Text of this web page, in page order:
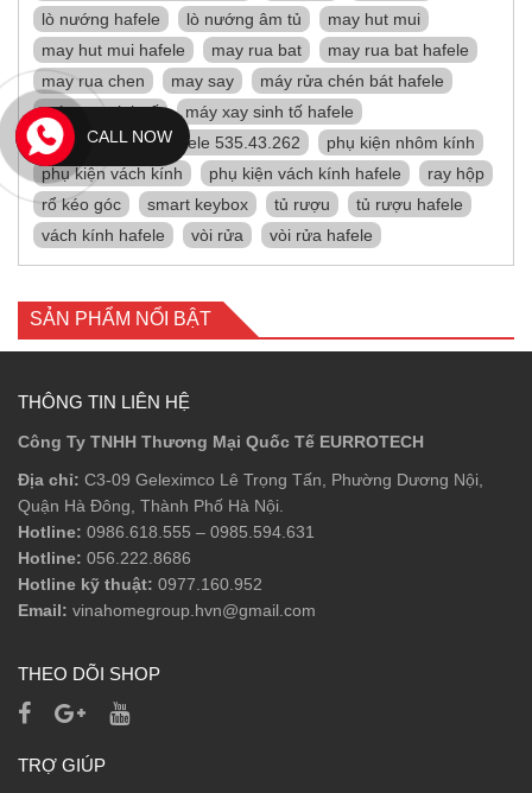
lò nướng hafele
lò nướng âm tủ
may hut mui
may hut mui hafele
may rua bat
may rua bat hafele
may rua chen
may say
máy rửa chén bát hafele
máy xay sinh tố
máy xay sinh tố hafele
máy xay sinh tố hafele 535.43.262
phụ kiện nhôm kính
phụ kiện vách kính
phụ kiện vách kính hafele
ray hộp
rổ kéo góc
smart keybox tủ rượu
tủ rượu hafele
vách kính hafele
vòi rửa vòi rửa hafele
SẢN PHẨM NỔI BẬT
THÔNG TIN LIÊN HỆ
Công Ty TNHH Thương Mại Quốc Tế EURROTECH
Địa chỉ: C3-09 Geleximco Lê Trọng Tấn, Phường Dương Nội,
Quận Hà Đông, Thành Phố Hà Nội.
Hotline: 0986.618.555 – 0985.594.631
Hotline: 056.222.8686
Hotline kỹ thuật: 0977.160.952
Email: vinahomegroup.hvn@gmail.com
THEO DÕI SHOP
TRỢ GIÚP
CALL NOW